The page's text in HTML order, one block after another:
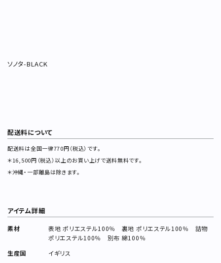
ソノタ-BLACK
配送料について
配送料は全国一律770円（税込）です。
＊16,500円（税込）以上のお買い上げで送料無料です。
＊沖縄・一部離島は除きます。
アイテム詳細
素材
表地 ポリエステル100％ 裏地 ポリエステル100％ 詰物
ポリエステル100％ 別布 綿100％
生産国
イギリス